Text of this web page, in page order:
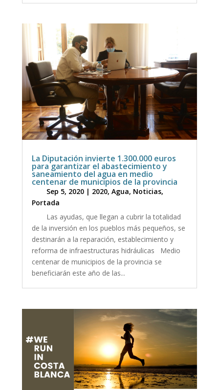
La Diputación invierte 1.300.000 euros
para garantizar el abastecimiento y
saneamiento del agua en medio
centenar de municipios de la provincia
Sep 5, 2020| 2020, Agua, Noticias,
Portada
Las ayudas, que llegan a cubrir la totalidad
de la inversión en los pueblos más pequeños, se
destinarán a la reparación, establecimiento y
reforma de infraestructuras hidráulicas Medio
centenar de municipios de la provincia se
beneficiarán este año de las...